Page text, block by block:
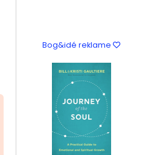
Bog&idé reklame